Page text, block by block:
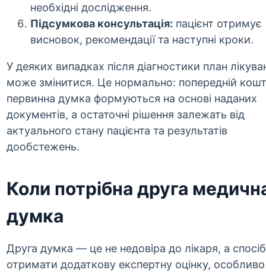
необхідні дослідження.
Підсумкова консультація: пацієнт отримує
висновок, рекомендації та наступні кроки.
У деяких випадках після діагностики план
може змінитися. Це нормально: попередній
первинна думка формуються на основі наданих
документів, а остаточні рішення залежать від
актуального стану пацієнта та результатів
дообстежень.
Коли потрібна друга
думка
Друга думка — це не недовіра до лікаря, а спосіб
отримати додаткову експертну оцінку,